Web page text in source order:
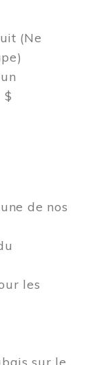
(Ne
$
de nos
les